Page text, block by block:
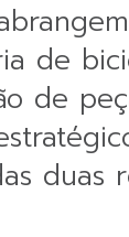
de
de
duas